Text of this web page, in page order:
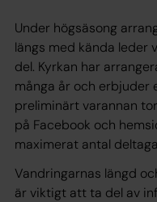
Under högsäsong
längs med kända leder
del. Kyrkan har
många år och erbjuder
preliminärt varannan
på Facebook och
maximerat antal
Vandringarnas längd
är viktigt att ta del av